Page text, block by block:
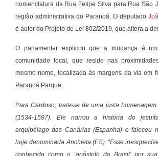
nomenclatura da Rua Felipe Silva para Rua São
região administrativa do Paranoá. O deputado
é autor do Projeto de Lei 802/2019, que altera a
O parlamentar explicou que a mudança é
comunidade local, que reside nas
mesmo nome, localizada às margens da via em
Paranoá Parque.
Para Cardoso, trata-se de uma justa
(1534-1597). Ele narrou a história do
arquipélago das Canárias (Espanha) e faleceu
hoje denominada Anchieta (ES). “Esse
conhecido como o ‘apóstolo do Brasil’ por